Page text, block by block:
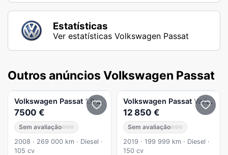
Estatísticas
Ver estatísticas Volkswagen Passat
Outros anúncios Volkswagen Passat
Volkswagen Passat 1.9 TDi Confortline
7500 €
Sem avaliação
2008 · 269 000 km · Diesel ·
105 cv
Volkswagen Passat Variant 2.0 TDi Confortline
12 850 €
Sem avaliação
2019 · 199 999 km · Diesel ·
150 cv